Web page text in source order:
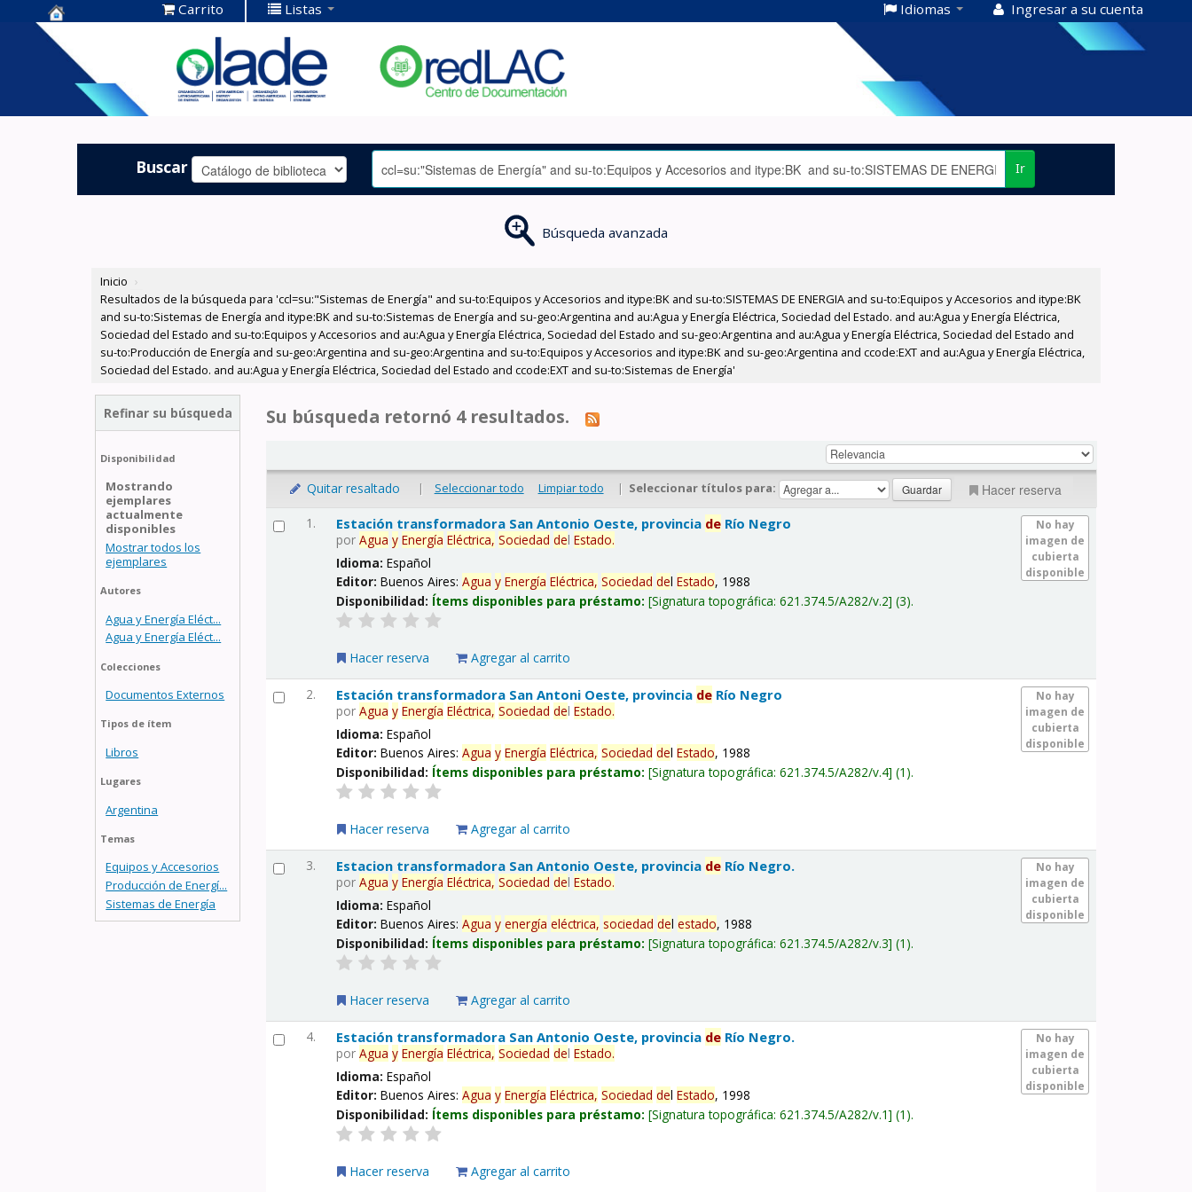
Centro de
Documentación
OLADE -
Carrito Listas Idiomas Ingresar a su cuenta
Buscar Ir
Búsqueda avanzada
Inicio ›
Resultados de la búsqueda para 'ccl=su:"Sistemas de Energía" and su-to:Equipos y Accesorios and itype:BK and su-to:SISTEMAS DE ENERGIA and su-to:Equipos y Accesorios and itype:BK
and su-to:Sistemas de Energía and itype:BK and su-to:Sistemas de Energía and su-geo:Argentina and au:Agua y Energía Eléctrica, Sociedad del Estado. and au:Agua y Energía Eléctrica,
Sociedad del Estado and su-to:Equipos y Accesorios and au:Agua y Energía Eléctrica, Sociedad del Estado and su-geo:Argentina and au:Agua y Energía Eléctrica, Sociedad del Estado and
su-to:Producción de Energía and su-geo:Argentina and su-geo:Argentina and su-to:Equipos y Accesorios and itype:BK and su-geo:Argentina and ccode:EXT and au:Agua y Energía Eléctrica,
Sociedad del Estado. and au:Agua y Energía Eléctrica, Sociedad del Estado and ccode:EXT and su-to:Sistemas de Energía'
Refinar su búsqueda
Disponibilidad
Mostrando
ejemplares
actualmente
disponibles
Mostrar todos los
ejemplares
Autores
Agua y Energía Eléct...
Agua y Energía Eléct...
Colecciones
Documentos Externos
Tipos de ítem
Libros
Lugares
Argentina
Temas
Equipos y Accesorios
Producción de Energí...
Sistemas de Energía
Su búsqueda retornó 4 resultados.
Quitar resaltado | Seleccionar todo Limpiar todo | Seleccionar títulos para: Hacer reserva
1.
No hay
imagen de
cubierta
disponible
Estación transformadora San Antonio Oeste, provincia de Río Negro
porAgua y Energía Eléctrica, Sociedad delEstado.
Idioma:Español
Editor:Buenos Aires:Agua y Energía Eléctrica, Sociedad delEstado, 1988
Disponibilidad: Ítems disponibles para préstamo: Signatura topográfica:621.374.5/A282/v.2 (3).
Hacer reserva Agregar al carrito
2.
No hay
imagen de
cubierta
disponible
Estación transformadora San Antoni Oeste, provincia de Río Negro
porAgua y Energía Eléctrica, Sociedad delEstado.
Idioma:Español
Editor:Buenos Aires:Agua y Energía Eléctrica, Sociedad delEstado, 1988
Disponibilidad: Ítems disponibles para préstamo: Signatura topográfica:621.374.5/A282/v.4 (1).
Hacer reserva Agregar al carrito
3.
No hay
imagen de
cubierta
disponible
Estacion transformadora San Antonio Oeste, provincia de Río Negro.
porAgua y Energía Eléctrica, Sociedad delEstado.
Idioma:Español
Editor:Buenos Aires:Agua y energía eléctrica, sociedad delestado, 1988
Disponibilidad: Ítems disponibles para préstamo: Signatura topográfica:621.374.5/A282/v.3 (1).
Hacer reserva Agregar al carrito
4.
No hay
imagen de
cubierta
disponible
Estación transformadora San Antonio Oeste, provincia de Río Negro.
porAgua y Energía Eléctrica, Sociedad delEstado.
Idioma:Español
Editor:Buenos Aires:Agua y Energía Eléctrica, Sociedad delEstado, 1998
Disponibilidad: Ítems disponibles para préstamo: Signatura topográfica:621.374.5/A282/v.1 (1).
Hacer reserva Agregar al carrito